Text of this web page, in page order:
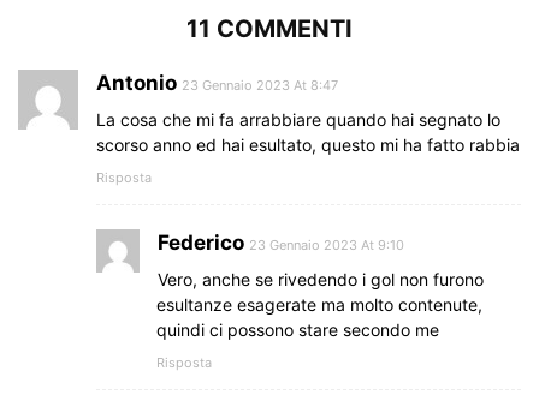
11 COMMENTI
Antonio 23 Gennaio 2023 At 8:47
La cosa che mi fa arrabbiare quando hai segnato lo
scorso anno ed hai esultato, questo mi ha fatto rabbia
Risposta
Federico 23 Gennaio 2023 At 9:10
Vero, anche se rivedendo i gol non furono
esultanze esagerate ma molto contenute,
quindi ci possono stare secondo me
Risposta